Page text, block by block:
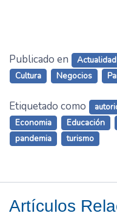
Publicado en Actualidad
Cultura
Negocios
Etiquetado como
Economia
Educación
pandemia
turismo
Artículos